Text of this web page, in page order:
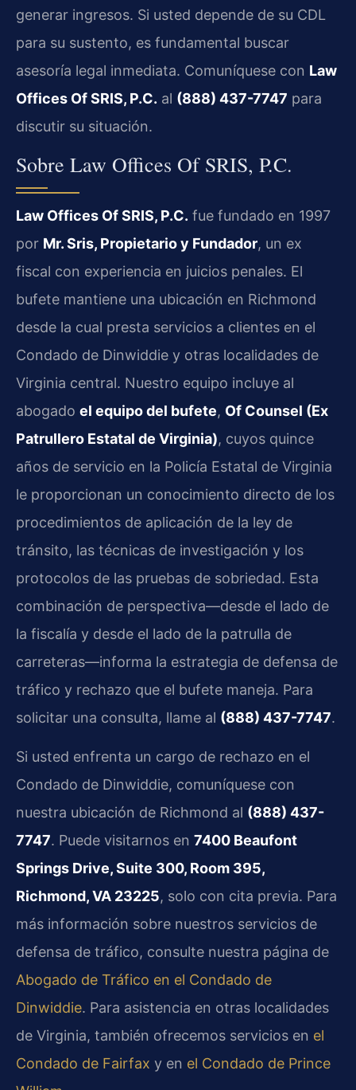
generar ingresos. Si usted depende de su CDL
para su sustento, es fundamental buscar
asesoría legal inmediata. Comuníquese con Law
Offices Of SRIS, P.C. al (888) 437-7747 para
discutir su situación.
Sobre Law Offices Of SRIS, P.C.
Law Offices Of SRIS, P.C. fue fundado en 1997
por Mr. Sris, Propietario y Fundador, un ex
fiscal con experiencia en juicios penales. El
bufete mantiene una ubicación en Richmond
desde la cual presta servicios a clientes en el
Condado de Dinwiddie y otras localidades de
Virginia central. Nuestro equipo incluye al
abogado el equipo del bufete, Of Counsel (Ex
Patrullero Estatal de Virginia), cuyos quince
años de servicio en la Policía Estatal de Virginia
le proporcionan un conocimiento directo de los
procedimientos de aplicación de la ley de
tránsito, las técnicas de investigación y los
protocolos de las pruebas de sobriedad. Esta
combinación de perspectiva—desde el lado de
la fiscalía y desde el lado de la patrulla de
carreteras—informa la estrategia de defensa de
tráfico y rechazo que el bufete maneja. Para
solicitar una consulta, llame al (888) 437-7747.
Si usted enfrenta un cargo de rechazo en el
Condado de Dinwiddie, comuníquese con
nuestra ubicación de Richmond al (888) 437-
7747. Puede visitarnos en 7400 Beaufont
Springs Drive, Suite 300, Room 395,
Richmond, VA 23225, solo con cita previa. Para
más información sobre nuestros servicios de
defensa de tráfico, consulte nuestra página de
Abogado de Tráfico en el Condado de
Dinwiddie. Para asistencia en otras localidades
de Virginia, también ofrecemos servicios en el
Condado de Fairfax y en el Condado de Prince